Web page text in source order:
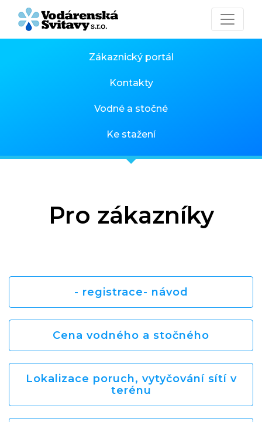
Zákaznický portál
Kontakty
Vodné a stočné
Ke stažení
Pro zákazníky
- registrace- návod
Cena vodného a stočného
Lokalizace poruch, vytyčování sítí v
terénu